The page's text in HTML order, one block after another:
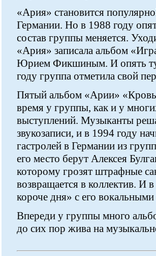
«Ария» становится
Германии. Но в 1988 году
состав группы меняется.
«Ария» записала альбом
Юрием Фикшиным. И опять
году группа отметила свой
Пятый альбом «Арии» «Кровь
время у группы, как и у
выступлений. Музыканты
звукозаписи, и в 1994 году
гастролей в Германии из
его место берут Алексея
которому грозят штрафные
возвращается в коллектив. И
короче дня» с его
Впереди у группы много
до сих пор жива на